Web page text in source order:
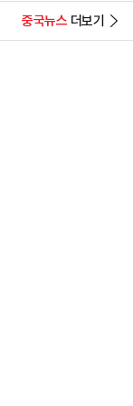
중국뉴스더보기